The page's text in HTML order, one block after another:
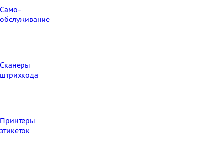
Само-
обслуживание
Сканеры
штрихкода
Принтеры
этикеток